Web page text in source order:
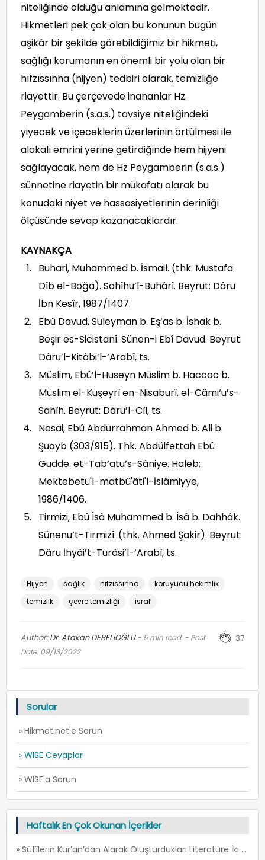
niteliğinde olduğu anlamına gelmektedir.
Hikmetleri pek çok olan bu konunun bugün
aşikâr bir şekilde görebildiğimiz bir hikmeti,
sağlığı korumanın en önemli bir yolu olan bir
hıfzıssıhha (hijyen) tedbiri olarak, temizliğe
riayettir. Bu çerçevede inananlar Hz.
Peygamberin (s.a.s.) tavsiye niteliğindeki
yiyecek ve içeceklerin üzerlerinin örtülmesi ile
alakalı emrini yerine getirdiğinde hem hijyeni
sağlayacak, hem de Hz Peygamberin (s.a.s.)
sünnetine riayetin bir mükafatı olarak bu
konudaki niyet ve hassasiyetlerinin derinliği
ölçüsünde sevap kazanacaklardır.
KAYNAKÇA
Buhari, Muhammed b. İsmail. (thk. Mustafa
Dîb el-Boğa). Sahîhu’l-Buhârî. Beyrut: Dâru
İbn Kesîr, 1987/1407.
Ebû Davud, Süleyman b. Eş‘as b. İshak b.
Beşir es-Sicistanî. Sünen-i Ebî Davud. Beyrut:
Dâru’l-Kitâbi’l-‘Arabî, ts.
Müslim, Ebû’l-Huseyn Müslim b. Haccac b.
Müslim el-Kuşeyrî en-Nisaburî. el-Câmi‘u’s-
Sahîh. Beyrut: Dâru’l-Cîl, ts.
Nesai, Ebû Abdurrahman Ahmed b. Ali b.
Şuayb (303/915). Thk. Abdülfettah Ebû
Gudde. et-Tab‘atu’s-Sâniye. Haleb:
Mektebetü'l-matbû'âti'l-İslâmiyye,
1986/1406.
Tirmizi, Ebû Îsâ Muhammed b. Îsâ b. Dahhâk.
Sünenu’t-Tirmizî. (thk. Ahmed Şakir). Beyrut:
Dâru İhyâi’t-Türâsi’l-‘Arabî, ts.
Hijyen sağlık hıfzıssıhha
koruyucu hekimlik
temizlik
çevre temizliği israf
Author:Dr. Atakan DERELİOĞLU- 5min read. - Post
Date: 09/13/2022
37
Sorular
» Hikmet.net'e Sorun
» WISE Cevaplar
» WISE'a Sorun
Haftalık En Çok Okunan İçerikler
» Sûfîlerin Kur’an’dan Alarak Oluşturdukları Literatüre İki Örnek: İ’TİSÂM ve FİRÂR -1